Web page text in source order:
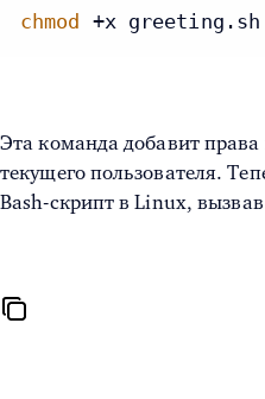
chmod +x greeting.sh
Эта команда добавит
текущего пользователя.
Bash-скрипт в Linux,